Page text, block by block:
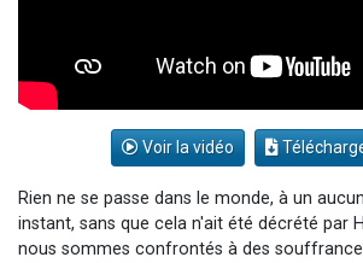
Voir la vidéo
Rien ne se passe dans le monde, à un
instant, sans que cela n'ait été décrété par
nous sommes confrontés à des